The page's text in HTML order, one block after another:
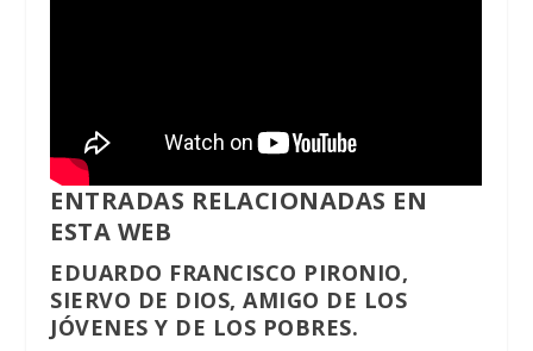
ENTRADAS RELACIONADAS EN
ESTA WEB
EDUARDO FRANCISCO PIRONIO,
SIERVO DE DIOS, AMIGO DE LOS
JÓVENES Y DE LOS POBRES.